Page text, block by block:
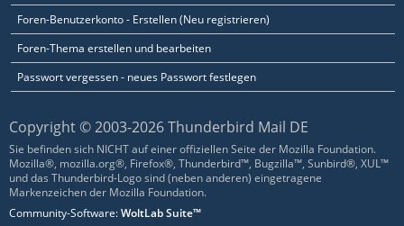
Foren-Benutzerkonto - Erstellen (Neu registrieren)
Foren-Thema erstellen und bearbeiten
Passwort vergessen - neues Passwort festlegen
Copyright © 2003-2026 Thunderbird Mail DE
Sie befinden sich NICHT auf einer offiziellen Seite der Mozilla Foundation.
Mozilla®, mozilla.org®, Firefox®, Thunderbird™, Bugzilla™, Sunbird®, XUL™
und das Thunderbird-Logo sind (neben anderen) eingetragene
Markenzeichen der Mozilla Foundation.
Community-Software:WoltLab Suite™